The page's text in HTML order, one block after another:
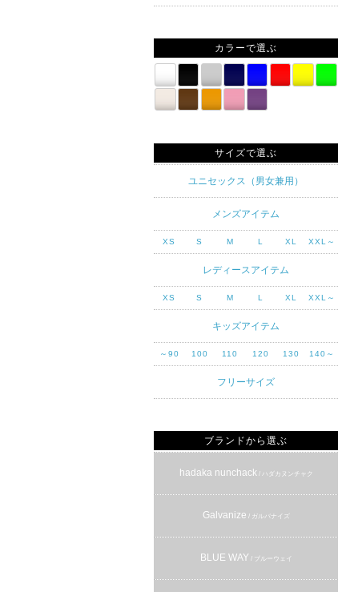
カラーで選ぶ
サイズで選ぶ
ユニセックス（男女兼用）
メンズアイテム
XS S M L XL XXL～
レディースアイテム
XS S M L XL XXL～
キッズアイテム
～90 100 110 120 130 140～
フリーサイズ
ブランドから選ぶ
hadaka nunchack/ ハダカヌンチャク
Galvanize / ガルバナイズ
BLUE WAY / ブルーウェイ